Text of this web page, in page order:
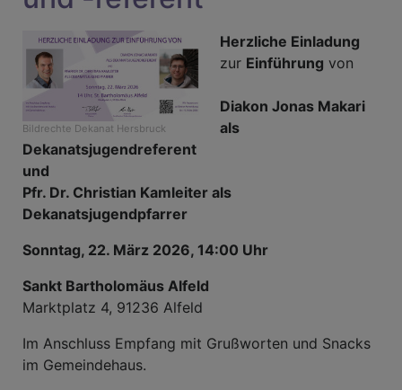
Bildrechte Dekanat Hersbruck
Herzliche Einladung
zur Einführung von
Diakon Jonas Makari
als
Dekanatsjugendreferent
und
Pfr. Dr. Christian Kamleiter als
Dekanatsjugendpfarrer
Sonntag, 22. März 2026, 14:00 Uhr
Sankt Bartholomäus Alfeld
Marktplatz 4, 91236 Alfeld
Im Anschluss Empfang mit Grußworten und Snacks
im Gemeindehaus.